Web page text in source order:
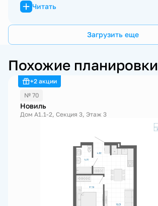
Читать
Загрузить еще
Похожие планировки
+2 акции
№ 70
Новиль
Дом А1.1-2, Секция 3, Этаж 3